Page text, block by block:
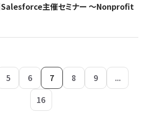
Salesforce主催セミナー 〜Nonprofit
5 6 7 8 9
...
16